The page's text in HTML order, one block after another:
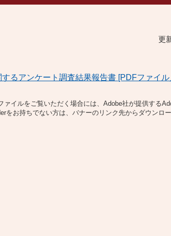
更
るアンケート調査結果報告書 [PDFファイル
ァイルをご覧いただく場合には、Adobe社が提供する
をお持ちでない方は、バナーのリンク先からダウンロ